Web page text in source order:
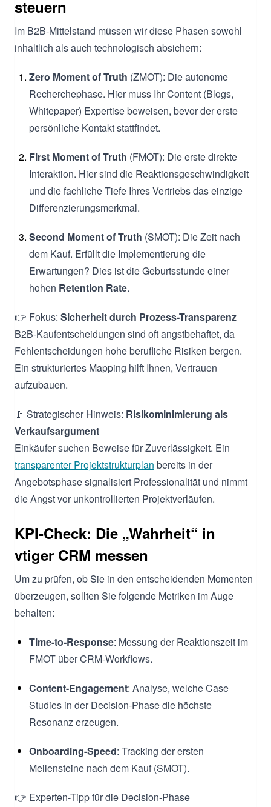
steuern
Im B2B-Mittelstand müssen wir diese Phasen sowohl
inhaltlich als auch technologisch absichern:
Zero Moment of Truth (ZMOT): Die autonome
Recherchephase. Hier muss Ihr Content (Blogs,
Whitepaper) Expertise beweisen, bevor der erste
persönliche Kontakt stattfindet.
First Moment of Truth (FMOT): Die erste direkte
Interaktion. Hier sind die Reaktionsgeschwindigkeit
und die fachliche Tiefe Ihres Vertriebs das einzige
Differenzierungsmerkmal.
Second Moment of Truth (SMOT): Die Zeit nach
dem Kauf. Erfüllt die Implementierung die
Erwartungen? Dies ist die Geburtsstunde einer
hohen Retention Rate.
👉 Fokus: Sicherheit durch Prozess-Transparenz
B2B-Kaufentscheidungen sind oft angstbehaftet, da
Fehlentscheidungen hohe berufliche Risiken bergen.
Ein strukturiertes Mapping hilft Ihnen, Vertrauen
aufzubauen.
🚩 Strategischer Hinweis: Risikominimierung als
Verkaufsargument
Einkäufer suchen Beweise für Zuverlässigkeit. Ein
transparenter Projektstrukturplan bereits in der
Angebotsphase signalisiert Professionalität und nimmt
die Angst vor unkontrollierten Projektverläufen.
KPI-Check: Die „Wahrheit“ in
vtiger CRM messen
Um zu prüfen, ob Sie in den entscheidenden Momenten
überzeugen, sollten Sie folgende Metriken im Auge
behalten:
Time-to-Response: Messung der Reaktionszeit im
FMOT über CRM-Workflows.
Content-Engagement: Analyse, welche Case
Studies in der Decision-Phase die höchste
Resonanz erzeugen.
Onboarding-Speed: Tracking der ersten
Meilensteine nach dem Kauf (SMOT).
👉 Experten-Tipp für die Decision-Phase